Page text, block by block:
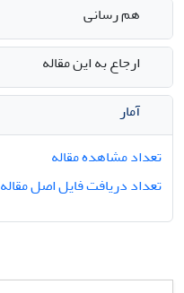
هم رسانی
ارجاع به این مقاله
آمار
تعداد مشاهده مقاله
تعداد دریافت فایل اصل مقاله